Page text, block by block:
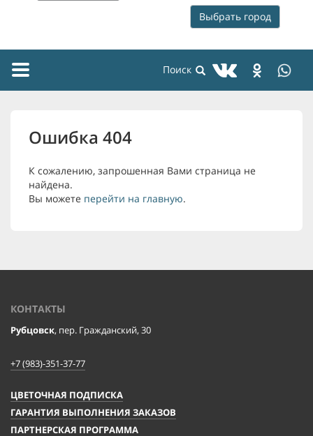
Выбрать город
Toggle
Ошибка 404
К сожалению, запрошенная Вами страница не
найдена.
Вы можете перейти на главную.
КОНТАКТЫ
Рубцовск, пер. Гражданский, 30
+7 (983)-351-37-77
ЦВЕТОЧНАЯ ПОДПИСКА
ГАРАНТИЯ ВЫПОЛНЕНИЯ ЗАКАЗОВ
ПАРТНЕРСКАЯ ПРОГРАММА